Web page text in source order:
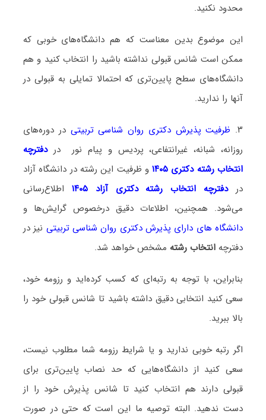
محدود نکنید.
این موضوع بدین معناست که هم دانشگاه‌های خوبی که
ممکن است شانس قبولی نداشته باشید را انتخاب کنید و هم
دانشگاه‌های سطح پایین‌تری که احتمالا تمایلی به قبولی در
آنها را ندارید.
۳. ظرفیت پذیرش دکتری روان شناسی تربیتی در دوره‌های
روزانه، شبانه، غیرانتفاعی، پردیس و پیام نور دردفترچه
انتخاب رشته دکتری ۱۴۰۵
و ظرفیت این رشته در دانشگاه آزاد
دردفترچه انتخاب رشته دکتری آزاد ۱۴۰۵
اطلاع‌رسانی
می‌شود. همچنین، اطلاعات دقیق درخصوص گرایش‌ها و
دانشگاه‌ های دارای پذیرش دکتری روان شناسی تربیتی نیز در
دفترچه انتخاب رشته مشخص خواهد شد.
بنابراین، با توجه به رتبه‌ای که کسب کرده‌اید و رزومه خود،
سعی کنید انتخابی دقیق داشته باشید تا شانس قبولی خود را
بالا ببرید.
اگر رتبه خوبی ندارید و یا شرایط رزومه شما مطلوب نیست،
سعی کنید از دانشگاه‌هایی که حد نصاب پایین‌تری برای
قبولی دارند هم انتخاب کنید تا شانس پذیرش خود را از
دست ندهید. البته توصیه ما این است که حتی در صورت